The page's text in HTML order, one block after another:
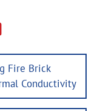
Fire Brick
Conductivity